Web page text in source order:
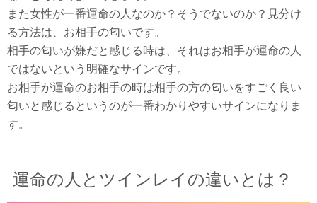
また女性が一番運命の人なのか？そうでないのか？見分け
る方法は、お相手の匂いです。
相手の匂いが嫌だと感じる時は、それはお相手が運命の人
ではないという明確なサインです。
お相手が運命のお相手の時は相手の方の匂いをすごく良い
匂いと感じるというのが一番わかりやすいサインになりま
す。
運命の人とツインレイの違いとは？